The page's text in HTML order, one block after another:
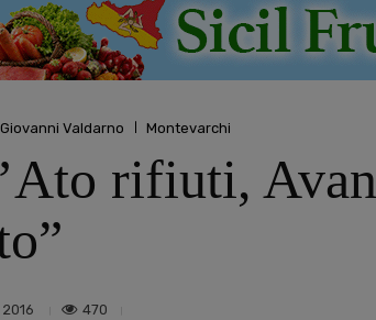
Valdarno Montevarchi
rifiuti,
470